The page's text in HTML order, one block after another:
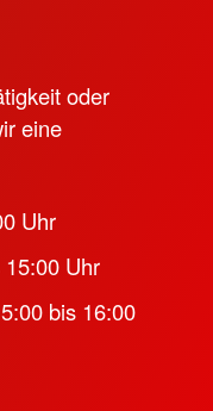
oder
eine
Uhr
Uhr
bis 16:00